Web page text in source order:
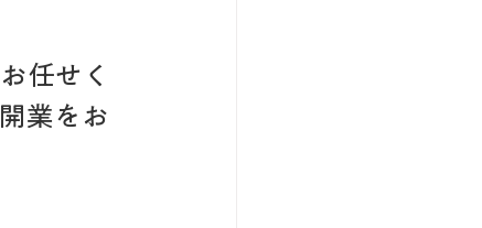
任せく
業をお